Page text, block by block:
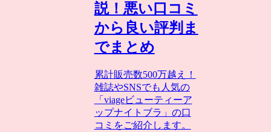
説！悪い口コミ
から良い評判ま
でまとめ
累計販売数500万越え！
雑誌やSNSでも人気の
「viageビューティーア
ップナイトブラ」の口
コミをご紹介します。